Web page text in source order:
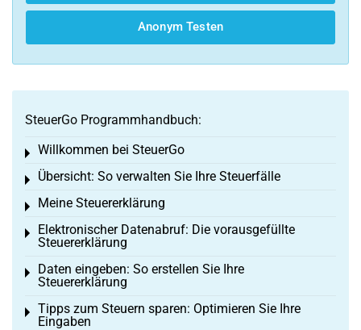
Anonym Testen
SteuerGo Programmhandbuch:
Willkommen bei SteuerGo
Toggle menu
Übersicht: So verwalten Sie Ihre Steuerfälle
Toggle menu
Meine Steuererklärung
Toggle menu
Elektronischer Datenabruf: Die vorausgefüllte
Steuererklärung
Toggle menu
Daten eingeben: So erstellen Sie Ihre
Steuererklärung
Toggle menu
Tipps zum Steuern sparen: Optimieren Sie Ihre
Eingaben
Toggle menu